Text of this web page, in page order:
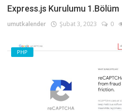
Express.js Kurulumu 1.Bölüm
umutkalender Şubat 3, 2023 0
PHP